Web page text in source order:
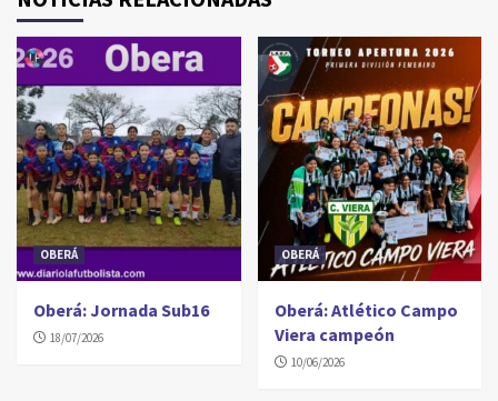
OBERÁ
Oberá: Jornada Sub16
18/07/2026
OBERÁ
Oberá: Atlético Campo
Viera campeón
10/06/2026